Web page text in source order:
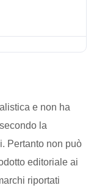
e non ha
la
Pertanto non può
editoriale ai
riportati